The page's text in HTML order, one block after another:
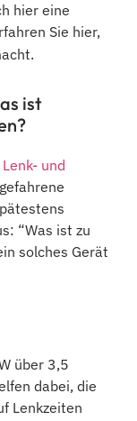
hier eine
Sie hier,
ist
Lenk- und
“Was ist zu
solches Gerät
über 3,5
dabei, die
Lenkzeiten